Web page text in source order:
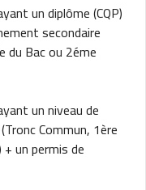
un diplôme (CQP)
secondaire
du Bac ou 2éme
un niveau de
Commun, 1ère
un permis de